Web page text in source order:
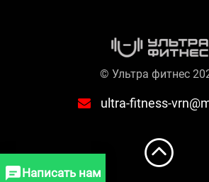
© Ультра фитнес
ultra-fitness-
Написать нам